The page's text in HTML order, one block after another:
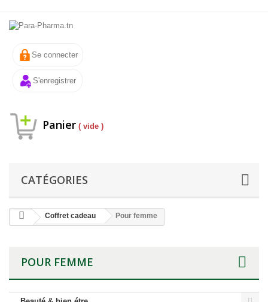
Se connecter
S'enregistrer
Panier ( vide )
CATÉGORIES
Coffret cadeau Pour femme
POUR FEMME